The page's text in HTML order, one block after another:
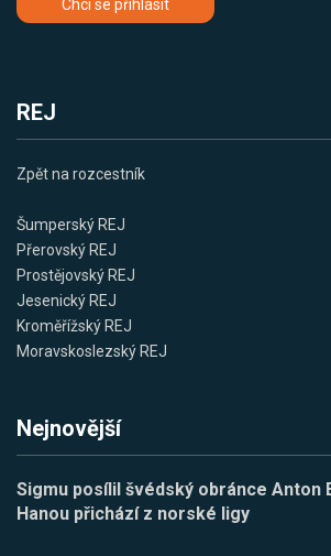
Chci se přihlásit
REJ
Zpět na rozcestník
Šumperský REJ
Přerovský REJ
Prostějovský REJ
Jesenický REJ
Kroměřížský REJ
Moravskoslezský REJ
Nejnovější
Sigmu posílil švédský obránce Anton
Hanou přichází z norské ligy